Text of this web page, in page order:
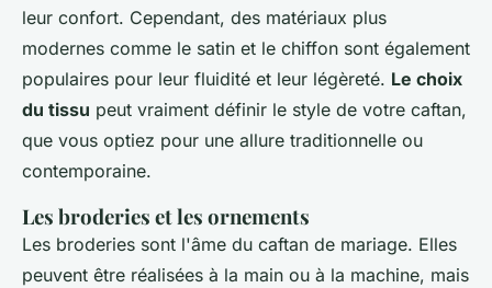
leur confort. Cependant, des matériaux plus
modernes comme le satin et le chiffon sont également
populaires pour leur fluidité et leur légèreté. Le choix
du tissu peut vraiment définir le style de votre caftan,
que vous optiez pour une allure traditionnelle ou
contemporaine.
Les broderies et les ornements
Les broderies sont l'âme du caftan de mariage. Elles
peuvent être réalisées à la main ou à la machine, mais